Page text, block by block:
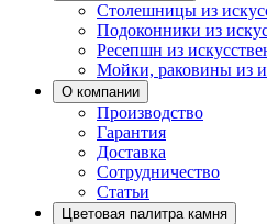
Столешницы из
Подоконники из
Ресепшн из
Мойки, раковины из
О компании
Производство
Гарантия
Доставка
Сотрудничество
Статьи
Цветовая палитра камня